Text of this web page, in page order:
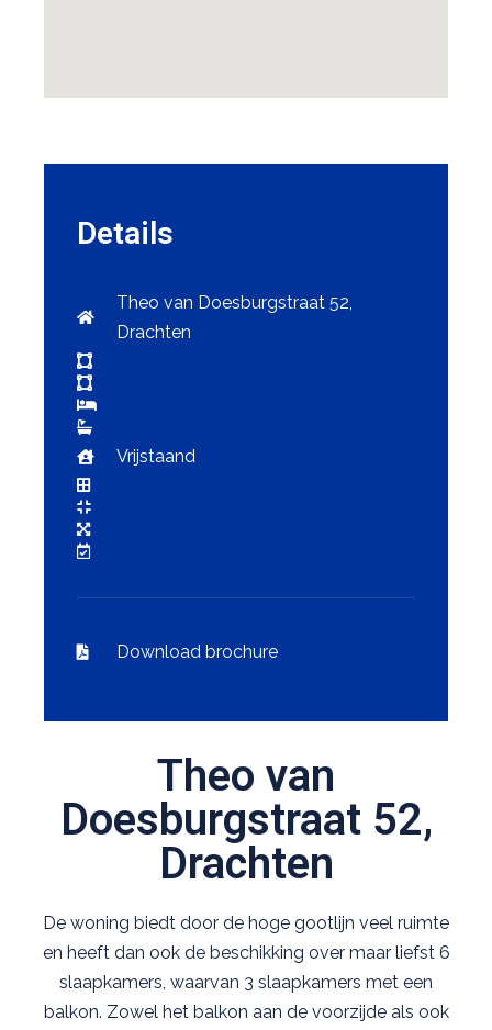
Theo van
Doesburgstraat 52,
Drachten
De woning biedt door de hoge gootlijn veel ruimte
en heeft dan ook de beschikking over maar liefst 6
slaapkamers, waarvan 3 slaapkamers met een
balkon. Zowel het balkon aan de voorzijde als ook
Details
Theo van Doesburgstraat 52,
Drachten
Vrijstaand
Download brochure